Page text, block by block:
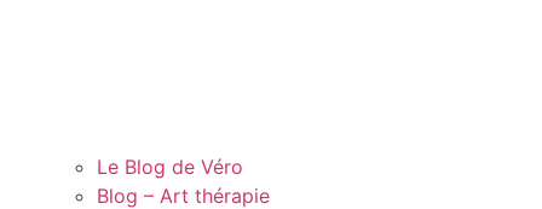
Le Blog de Véro
Blog – Art thérapie